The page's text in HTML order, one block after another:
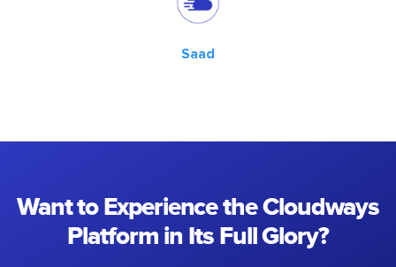
Saad
Want to Experience the Cloudways
Platform in Its Full Glory?